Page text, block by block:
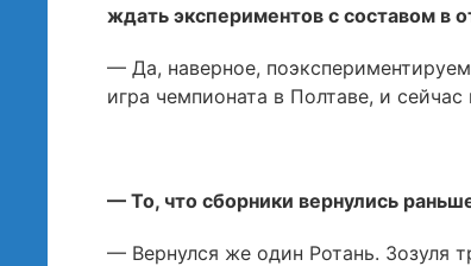
ждать экспериментов с составом в
— Да, наверное,
игра чемпионата в Полтаве, и
— То, что сборники вернулись
— Вернулся же один Ротань. Зозуля